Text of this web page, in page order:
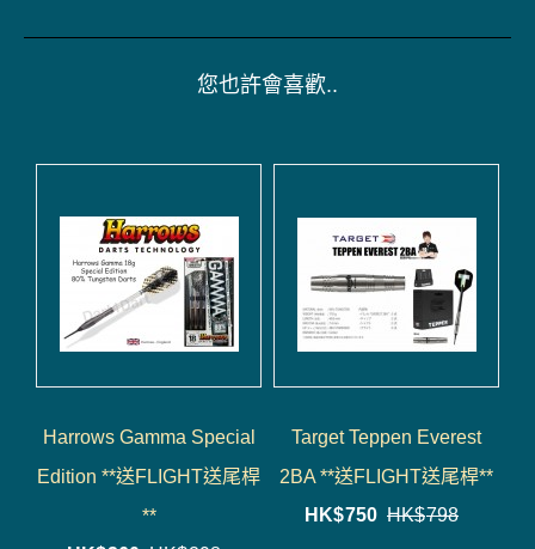
您也許會喜歡..
Harrows Gamma Special
Edition **送FLIGHT送尾桿
**
Target Teppen Everest
2BA **送FLIGHT送尾桿**
HK$750 HK$798